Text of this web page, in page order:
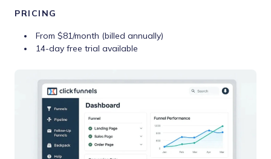
PRICING
From $81/month (billed annually)
14-day free trial available